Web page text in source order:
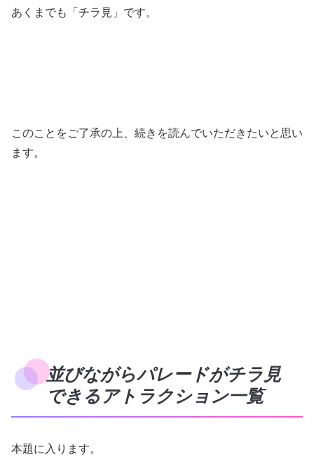
あくまでも「チラ見」です。
このことをご了承の上、続きを読んでいただきたいと思い
ます。
並びながらパレードがチラ見
できるアトラクション一覧
本題に入ります。